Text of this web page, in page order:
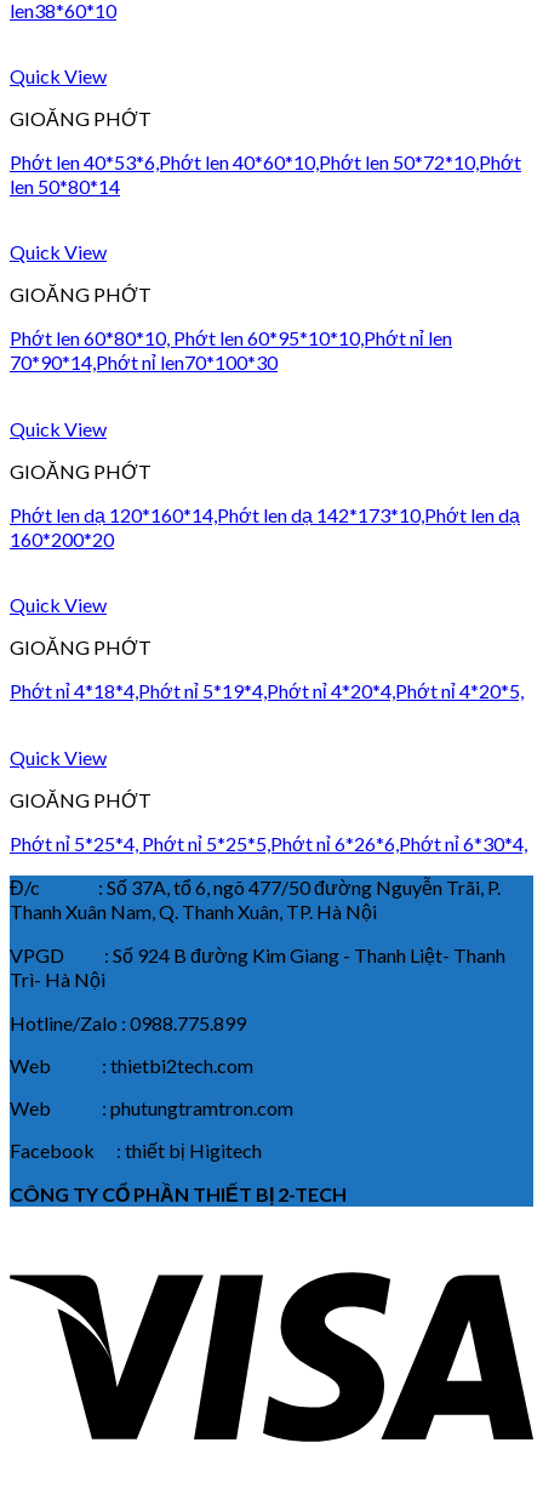
len38*60*10
Quick View
GIOĂNG PHỚT
Phớt len 40*53*6,Phớt len 40*60*10,Phớt len 50*72*10,Phớt
len 50*80*14
Quick View
GIOĂNG PHỚT
Phớt len 60*80*10, Phớt len 60*95*10*10,Phớt nỉ len
70*90*14,Phớt nỉ len70*100*30
Quick View
GIOĂNG PHỚT
Phớt len dạ 120*160*14,Phớt len dạ 142*173*10,Phớt len dạ
160*200*20
Quick View
GIOĂNG PHỚT
Phớt nỉ 4*18*4,Phớt nỉ 5*19*4,Phớt nỉ 4*20*4,Phớt nỉ 4*20*5,
Quick View
GIOĂNG PHỚT
Phớt nỉ 5*25*4, Phớt nỉ 5*25*5,Phớt nỉ 6*26*6,Phớt nỉ 6*30*4,
Đ/c : Số 37A, tổ 6, ngõ 477/50 đường Nguyễn Trãi, P.
Thanh Xuân Nam, Q. Thanh Xuân, TP. Hà Nội
VPGD : Số 924 B đường Kim Giang - Thanh Liệt- Thanh
Trì- Hà Nội
Hotline/Zalo : 0988.775.899
Web : thietbi2tech.com
Web : phutungtramtron.com
Facebook : thiết bị Higitech
CÔNG TY CỔ PHẦN THIẾT BỊ 2-TECH